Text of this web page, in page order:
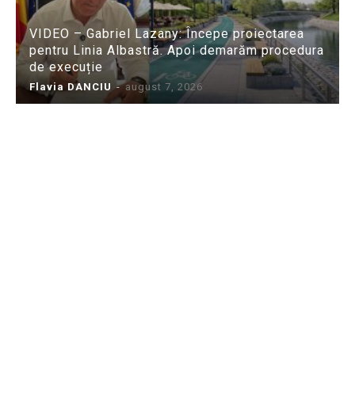
VIDEO – Gabriel Lazany: Începe proiectarea
pentru Linia Albastră. Apoi demarăm procedura
de execuție
Flavia DANCIU - august 7, 2026